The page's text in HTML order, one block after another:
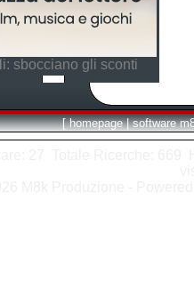
sbocciano gli sconti
[ homepage | software